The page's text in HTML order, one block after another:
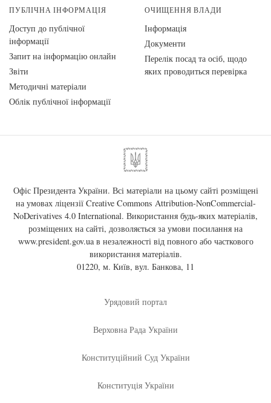
ПУБЛІЧНА ІНФОРМАЦІЯ
Доступ до публічної
інформації
Запит на інформацію онлайн
Звіти
Методичні матеріали
Облік публічної інформації
ОЧИЩЕННЯ ВЛАДИ
Інформація
Документи
Перелік посад та осіб, щодо
яких проводиться перевірка
Офіс Президента України. Всі матеріали на цьому сайті розміщені
на умовах ліцензії Creative Commons Attribution-NonCommercial-
NoDerivatives 4.0 International. Використання будь-яких матеріалів,
розміщених на сайті, дозволяється за умови посилання на
www.president.gov.uaв незалежності від повного або часткового
використання матеріалів.
01220, м. Київ, вул. Банкова, 11
Урядовий портал
Верховна Рада України
Конституційний Суд України
Конституція України